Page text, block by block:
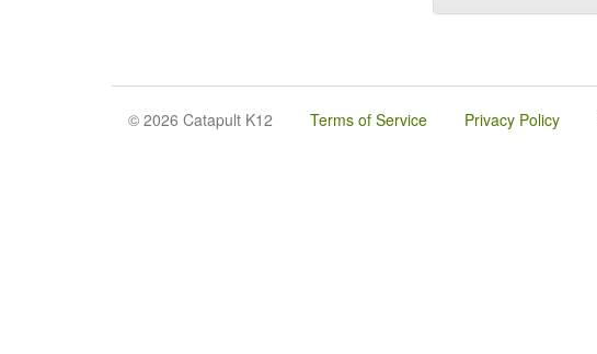
© 2026 Catapult K12 Terms of Service Privacy Policy